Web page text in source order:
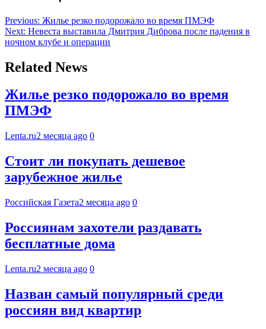
Previous: Жилье резко подорожало во время ПМЭФ
Next: Невеста выставила Дмитрия Диброва после падения в
ночном клубе и операции
Related News
Жилье резко подорожало во время
ПМЭФ
Lenta.ru2 месяца ago 0
Стоит ли покупать дешевое
зарубежное жилье
Российская Газета2 месяца ago 0
Россиянам захотели раздавать
бесплатные дома
Lenta.ru2 месяца ago 0
Назван самый популярный среди
россиян вид квартир